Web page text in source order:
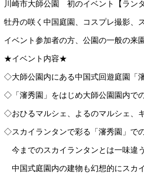
川崎市大師公園 初のイベント【ラン
牡丹の咲く中国庭園、コスプレ撮影、
イベント参加者の方、公園の一般の来
★イベント内容★
◇大師公園内にある中国式回遊庭園「
◇「瀋秀園」をはじめ大師公園園内で
◇おひるマルシェ、よるのマルシェ、
◇スカイランタンで彩る「瀋秀園」で
今までのスカイランタンとは一味違
中国式庭園内の建物も幻想的にスカ